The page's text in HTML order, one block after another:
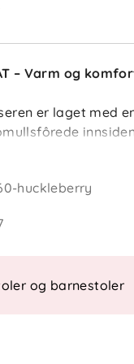
– Varm og
er laget med
er i ren bomull
som gir et
logo foran
huckleberry
og barnestoler